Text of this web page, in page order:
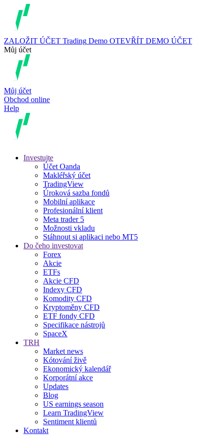
ZALOŽIT ÚČET Trading Demo OTEVŘÍT DEMO ÚČET
Můj účet
Můj účet
Obchod online
Help
Investujte
Účet Oanda
Makléřský účet
TradingView
Úroková sazba fondů
Mobilní aplikace
Profesionální klient
Meta trader 5
Možnosti vkladu
Stáhnout si aplikaci nebo MT5
Do čeho investovat
Forex
Akcie
ETFs
Akcie CFD
Indexy CFD
Komodity CFD
Kryptoměny CFD
ETF fondy CFD
Specifikace nástrojů
SpaceX
TRH
Market news
Kótování živě
Ekonomický kalendář
Korporátní akce
Updates
Blog
US earnings season
Learn TradingView
Sentiment klientů
Kontakt